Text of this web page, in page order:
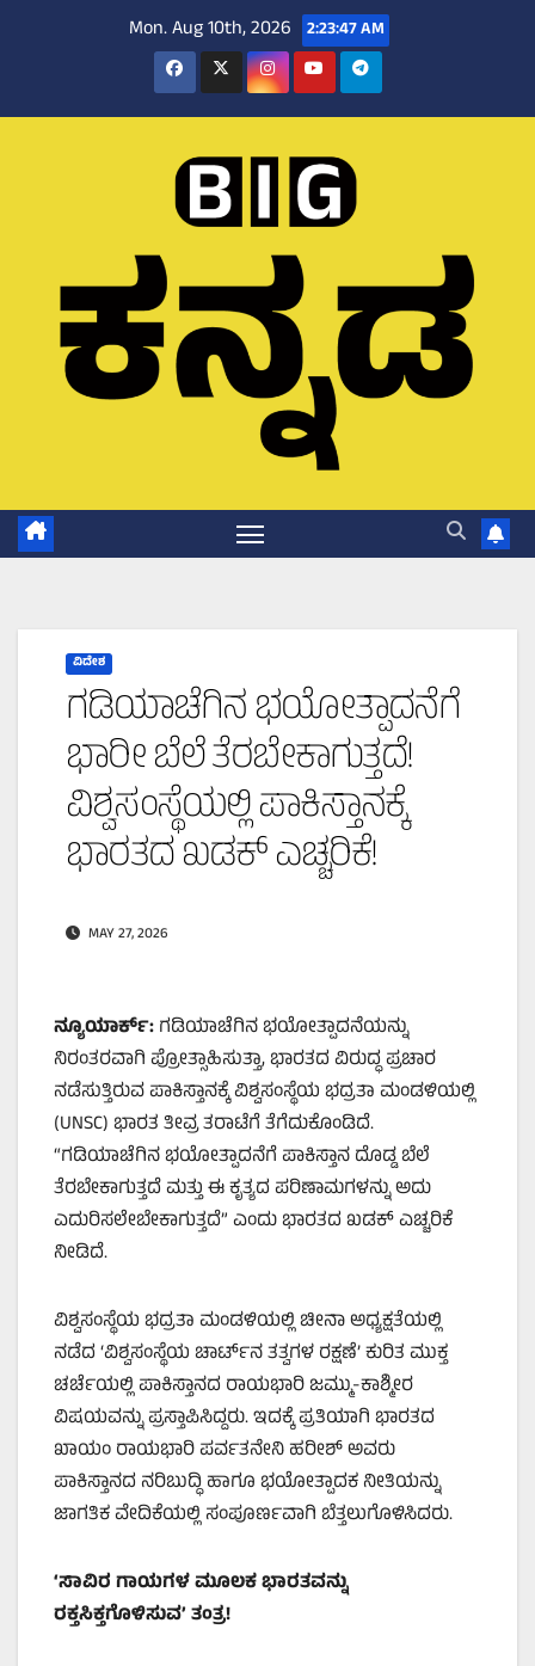
Mon. Aug 10th, 2026 2:23:48 AM
ವಿದೇಶ
ಗಡಿಯಾಚೆಗಿನ ಭಯೋತ್ಪಾದನೆಗೆ
ಭಾರೀ ಬೆಲೆ ತೆರಬೇಕಾಗುತ್ತದೆ!
ವಿಶ್ವಸಂಸ್ಥೆಯಲ್ಲಿ ಪಾಕಿಸ್ತಾನಕ್ಕೆ
ಭಾರತದ ಖಡಕ್ ಎಚ್ಚರಿಕೆ!
MAY 27, 2026
ನ್ಯೂಯಾರ್ಕ್:ಗಡಿಯಾಚೆಗಿನ ಭಯೋತ್ಪಾದನೆಯನ್ನು
ನಿರಂತರವಾಗಿ ಪ್ರೋತ್ಸಾಹಿಸುತ್ತಾ, ಭಾರತದ ವಿರುದ್ಧ ಪ್ರಚಾರ
ನಡೆಸುತ್ತಿರುವ ಪಾಕಿಸ್ತಾನಕ್ಕೆ ವಿಶ್ವಸಂಸ್ಥೆಯ ಭದ್ರತಾ ಮಂಡಳಿಯಲ್ಲಿ
(UNSC) ಭಾರತ ತೀವ್ರ ತರಾಟೆಗೆ ತೆಗೆದುಕೊಂಡಿದೆ.
“ಗಡಿಯಾಚೆಗಿನ ಭಯೋತ್ಪಾದನೆಗೆ ಪಾಕಿಸ್ತಾನ ದೊಡ್ಡ ಬೆಲೆ
ತೆರಬೇಕಾಗುತ್ತದೆ ಮತ್ತು ಈ ಕೃತ್ಯದ ಪರಿಣಾಮಗಳನ್ನು ಅದು
ಎದುರಿಸಲೇಬೇಕಾಗುತ್ತದೆ” ಎಂದು ಭಾರತದ ಖಡಕ್ ಎಚ್ಚರಿಕೆ
ನೀಡಿದೆ.
ವಿಶ್ವಸಂಸ್ಥೆಯ ಭದ್ರತಾ ಮಂಡಳಿಯಲ್ಲಿ ಚೀನಾ ಅಧ್ಯಕ್ಷತೆಯಲ್ಲಿ
ನಡೆದ ‘ವಿಶ್ವಸಂಸ್ಥೆಯ ಚಾರ್ಟ್‌ನ ತತ್ವಗಳ ರಕ್ಷಣೆ’ ಕುರಿತ ಮುಕ್ತ
ಚರ್ಚೆಯಲ್ಲಿ ಪಾಕಿಸ್ತಾನದ ರಾಯಭಾರಿ ಜಮ್ಮು-ಕಾಶ್ಮೀರ
ವಿಷಯವನ್ನು ಪ್ರಸ್ತಾಪಿಸಿದ್ದರು. ಇದಕ್ಕೆ ಪ್ರತಿಯಾಗಿ ಭಾರತದ
ಖಾಯಂ ರಾಯಭಾರಿ ಪರ್ವತನೇನಿ ಹರೀಶ್ ಅವರು
ಪಾಕಿಸ್ತಾನದ ನರಿಬುದ್ಧಿ ಹಾಗೂ ಭಯೋತ್ಪಾದಕ ನೀತಿಯನ್ನು
ಜಾಗತಿಕ ವೇದಿಕೆಯಲ್ಲಿ ಸಂಪೂರ್ಣವಾಗಿ ಬೆತ್ತಲುಗೊಳಿಸಿದರು.
‘ಸಾವಿರ ಗಾಯಗಳ ಮೂಲಕ ಭಾರತವನ್ನು
ರಕ್ತಸಿಕ್ತಗೊಳಿಸುವ’ತಂತ್ರ!